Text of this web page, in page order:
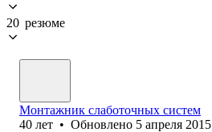
20 резюме
Монтажник слаботочных систем
40 лет • Обновлено 5 апреля 2015